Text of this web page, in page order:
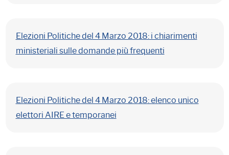
Elezioni Politiche del 4 Marzo 2018: i chiarimenti
ministeriali sulle domande più frequenti
Elezioni Politiche del 4 Marzo 2018: elenco unico
elettori AIRE e temporanei